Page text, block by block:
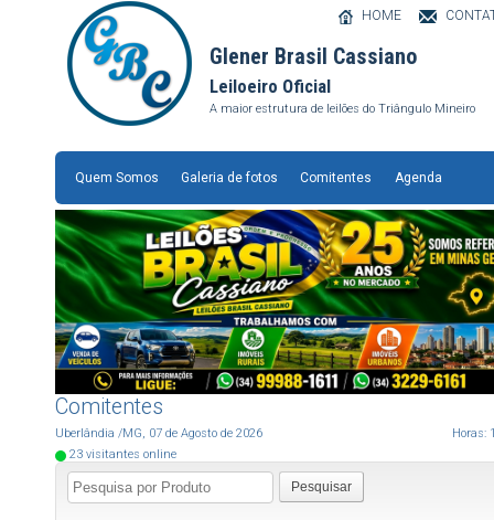
Glener Brasil Cassiano
Leiloeiro Oficial
A maior estrutura de leilões do Triângulo Mineiro
HOME
Quem Somos Galeria de fotos Comitentes Agenda
Comitentes
Uberlândia /MG, 07 de Agosto de 2026 Horas:
23 visitantes online
Pesquisar